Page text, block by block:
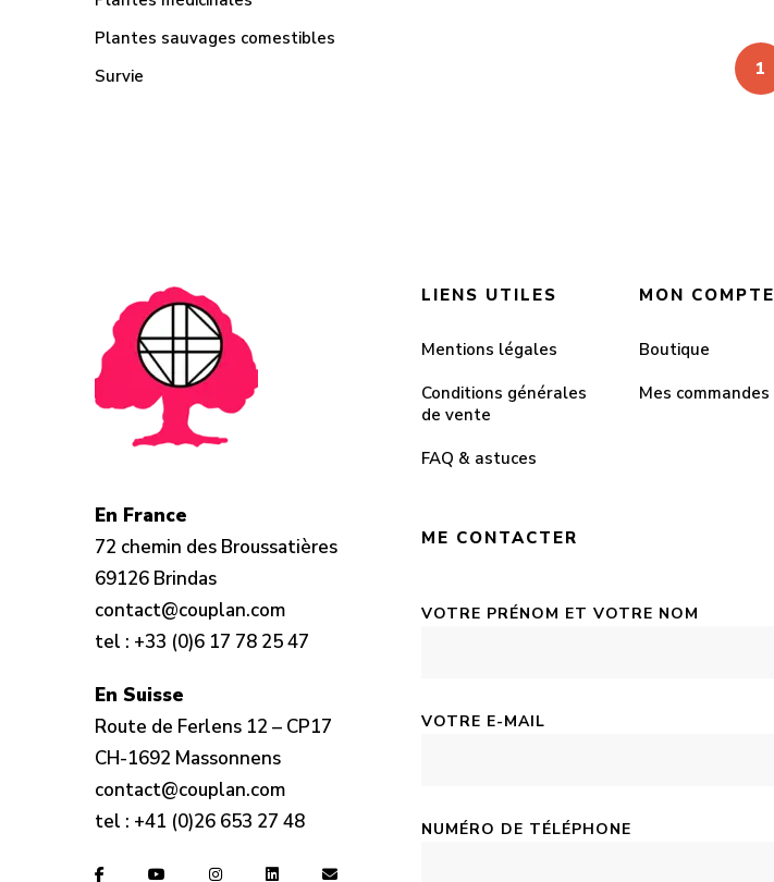
1
Plantes sauvages comestibles
Survie
En France
72 chemin des Broussatières
69126 Brindas
contact@couplan.com
tel : +33 (0)6 17 78 25 47
En Suisse
Route de Ferlens 12 – CP17
CH-1692 Massonnens
contact@couplan.com
tel : +41 (0)26 653 27 48
LIENS UTILES
Mentions légales
Conditions générales
de vente
FAQ & astuces
ME CONTACTER
VOTRE PRÉNOM ET VOTRE NOM
VOTRE E-MAIL
NUMÉRO DE TÉLÉPHONE
MON COMPTE
Boutique
Mes commandes